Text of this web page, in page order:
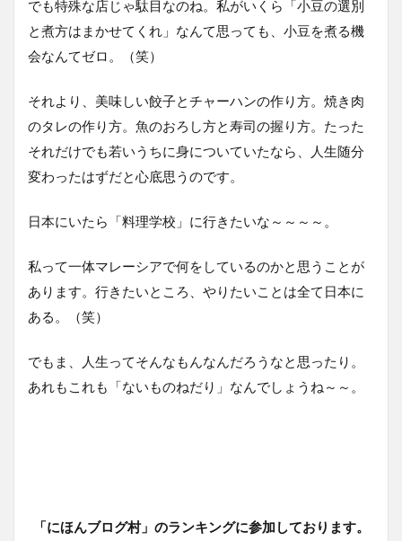
でも特殊な店じゃ駄目なのね。私がいくら「小豆の選別
と煮方はまかせてくれ」なんて思っても、小豆を煮る機
会なんてゼロ。（笑）
それより、美味しい餃子とチャーハンの作り方。焼き肉
のタレの作り方。魚のおろし方と寿司の握り方。たった
それだけでも若いうちに身についていたなら、人生随分
変わったはずだと心底思うのです。
日本にいたら「料理学校」に行きたいな～～～～。
私って一体マレーシアで何をしているのかと思うことが
あります。行きたいところ、やりたいことは全て日本に
ある。（笑）
でもま、人生ってそんなもんなんだろうなと思ったり。
あれもこれも「ないものねだり」なんでしょうね～～。
「にほんブログ村」のランキングに参加しております。